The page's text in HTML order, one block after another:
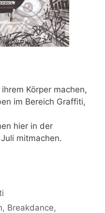
Körper machen,
im Bereich Graffiti,
hier in der
mitmachen.
, Breakdance,